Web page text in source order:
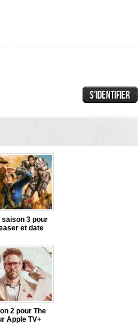
saison 3 pour
et date
2 pour The
Apple TV+